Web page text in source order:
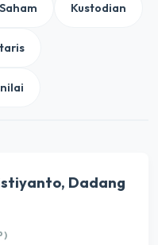
Kustodian
Dadang